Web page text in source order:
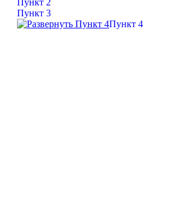
Пункт 2
Пункт 3
Пункт 4